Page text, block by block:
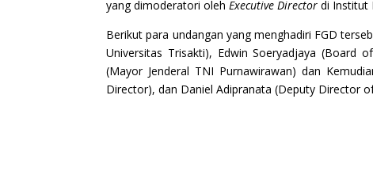
yang dimoderatori olehExecutive Directordi Institut
Berikut para undangan yang menghadiri FGD
Universitas Trisakti), Edwin Soeryadjaya (Board
(Mayor Jenderal TNI Purnawirawan) dan
Director), dan Daniel Adipranata (Deputy Director of